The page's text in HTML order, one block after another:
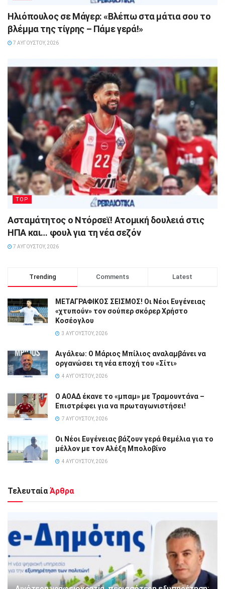
Ηλιόπουλος σε Μάγερ: «Βλέπω στα μάτια σου το
βλέμμα της τίγρης – Πάμε γερά!»
7 ΑΥΓΟΎΣΤΟΥ, 2026
TOP
Ασταμάτητος ο Ντόρσεϊ! Ατομική δουλειά στις
ΗΠΑ και… φουλ για τη νέα σεζόν
7 ΑΥΓΟΎΣΤΟΥ, 2026
Trending Comments Latest
ΜΕΤΑΓΡΑΦΙΚΟΣ ΣΕΙΣΜΟΣ! Οι Νέοι Ευγένειας
«χτυπούν» τον σούπερ σκόρερ Χρήστο
Κοσέογλου
3 ΑΥΓΟΎΣΤΟΥ, 2026
Αιγάλεω: Ο Μάριος Μπίλιος αναλαμβάνει να
οργανώσει τη νέα εποχή του «Σίτι»
4 ΑΥΓΟΎΣΤΟΥ, 2026
Ο ΑΟΑΔ έκανε το «μπαμ» με Τραμουντάνα –
Επιστρέφει για να πρωταγωνιστήσει!
7 ΑΥΓΟΎΣΤΟΥ, 2026
Οι Νέοι Ευγένειας βάζουν γερά θεμέλια για το
μέλλον με τον Αλέξη Μπολοβίνο
4 ΑΥΓΟΎΣΤΟΥ, 2026
Τελευταία Άρθρα